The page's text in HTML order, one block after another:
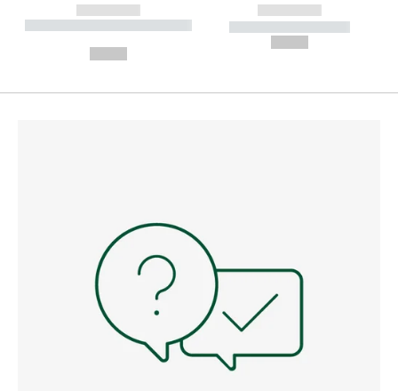
------------
----------- ----------- --------
------------
----------- -----------